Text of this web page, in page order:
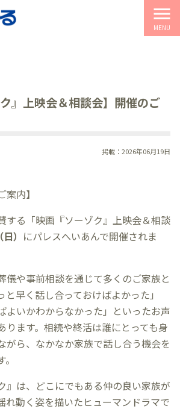
menu
MENU
ク』上映会＆相談会】開催のご
掲載：2026年06月19日
案内】
する「映画『ソーゾク』上映会＆相談
） にパレスへいあんで開催されま
儀や事前相談を通じて多くのご家族と
早く話し合っておけばよかった」
よいかわからなかった」といったお声
ります。相続や終活は誰にとっても身
がら、なかなか家族で話し合う機会を
』は、どこにでもある仲の良い家族が
れ動く姿を描いたヒューマンドラマで